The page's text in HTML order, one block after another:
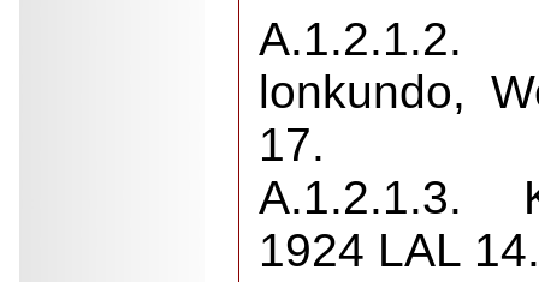
A.1.2.1.2.
lonkundo,
17.
A.1.2.1.3.
1924 LAL 14.